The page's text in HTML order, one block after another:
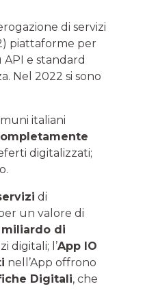
di servizi
piattaforme per
e standard
Nel 2022 si sono
italiani
digitalizzati;
di
un valore di
di
digitali; l’App IO
nell’App offrono
Digitali, che